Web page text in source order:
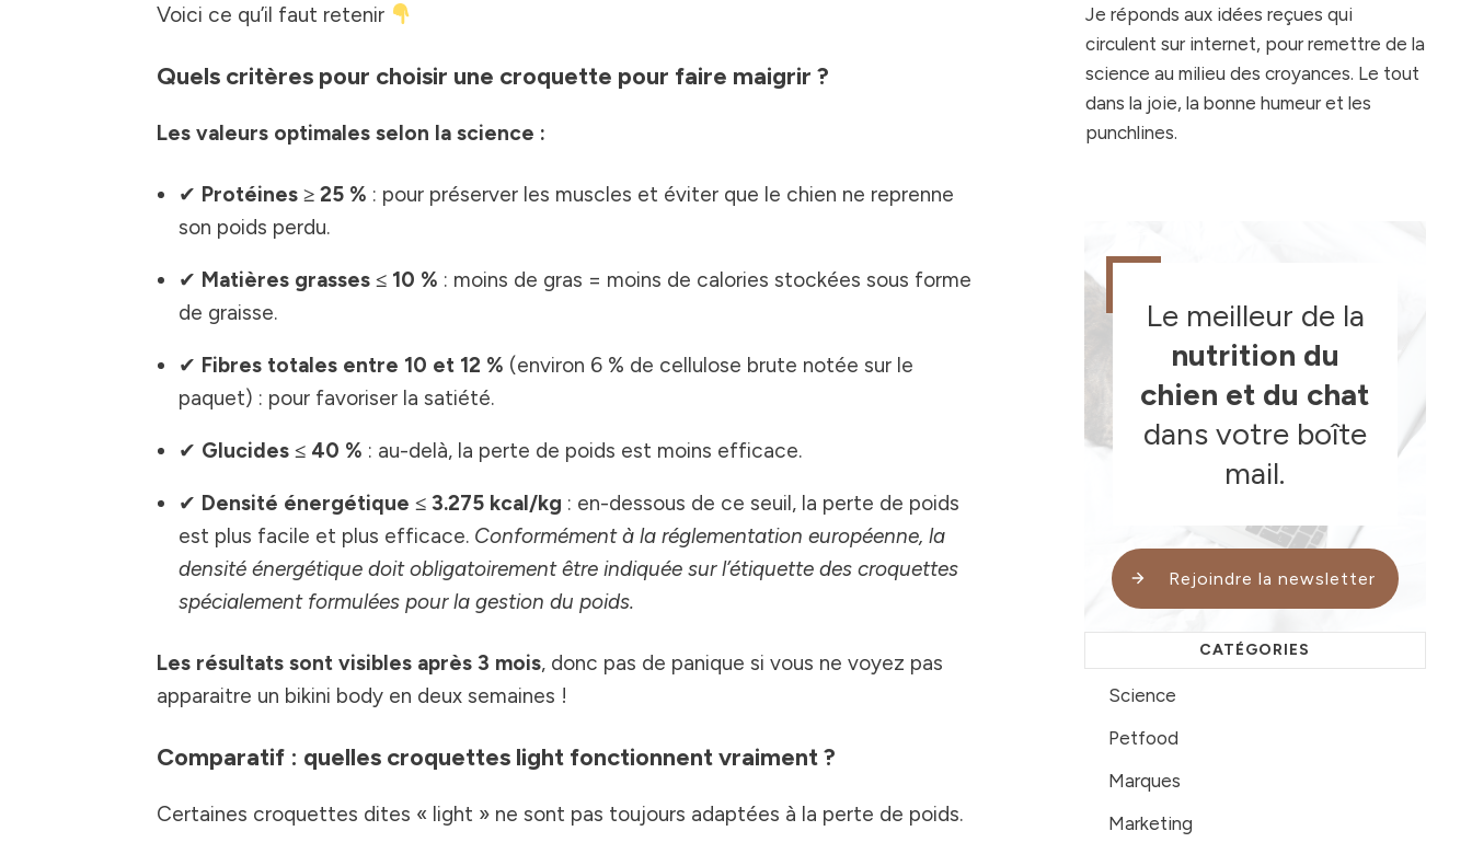
Voici ce qu’il faut retenir
Quels critères pour choisir une croquette pour faire maigrir ?
Les valeurs optimales selon la science :
✔ Protéines ≥ 25 % : pour préserver les muscles et éviter que le chien ne reprenne
son poids perdu.
✔ Matières grasses ≤ 10 % : moins de gras = moins de calories stockées sous forme
de graisse.
✔ Fibres totales entre 10 et 12 % (environ 6 % de cellulose brute notée sur le
paquet) : pour favoriser la satiété.
✔ Glucides ≤ 40 % : au-delà, la perte de poids est moins efficace.
✔ Densité énergétique ≤ 3.275 kcal/kg : en-dessous de ce seuil, la perte de poids
est plus facile et plus efficace. Conformément à la réglementation européenne, la
densité énergétique doit obligatoirement être indiquée sur l’étiquette des croquettes
spécialement formulées pour la gestion du poids.
Les résultats sont visibles après 3 mois, donc pas de panique si vous ne voyez pas
apparaitre un bikini body en deux semaines !
Comparatif : quelles croquettes light fonctionnent vraiment ?
Certaines croquettes dites « light » ne sont pas toujours adaptées à la perte de poids.
Je réponds aux idées reçues qui
circulent sur internet, pour remettre de la
science au milieu des croyances. Le tout
dans la joie, la bonne humeur et les
punchlines.
Le meilleur de la
nutrition du
chien et du chat
dans votre boîte
mail.
Rejoindre la newsletter
CATÉGORIES
Science
Petfood
Marques
Marketing